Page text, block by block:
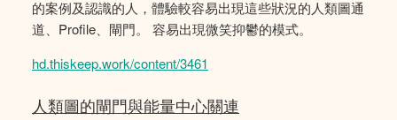
的案例及認識的人，體驗較容易出現這些狀況的人類圖通
道、Profile、閘門。 容易出現微笑抑鬱的模式。
hd.thiskeep.work/content/3461
人類圖的閘門與能量中心關連